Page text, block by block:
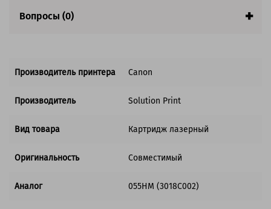
Вопросы (0)
Производитель принтера Canon
Производитель Solution Print
Вид товара Картридж лазерный
Оригинальность Совместимый
Аналог 055HM (3018C002)